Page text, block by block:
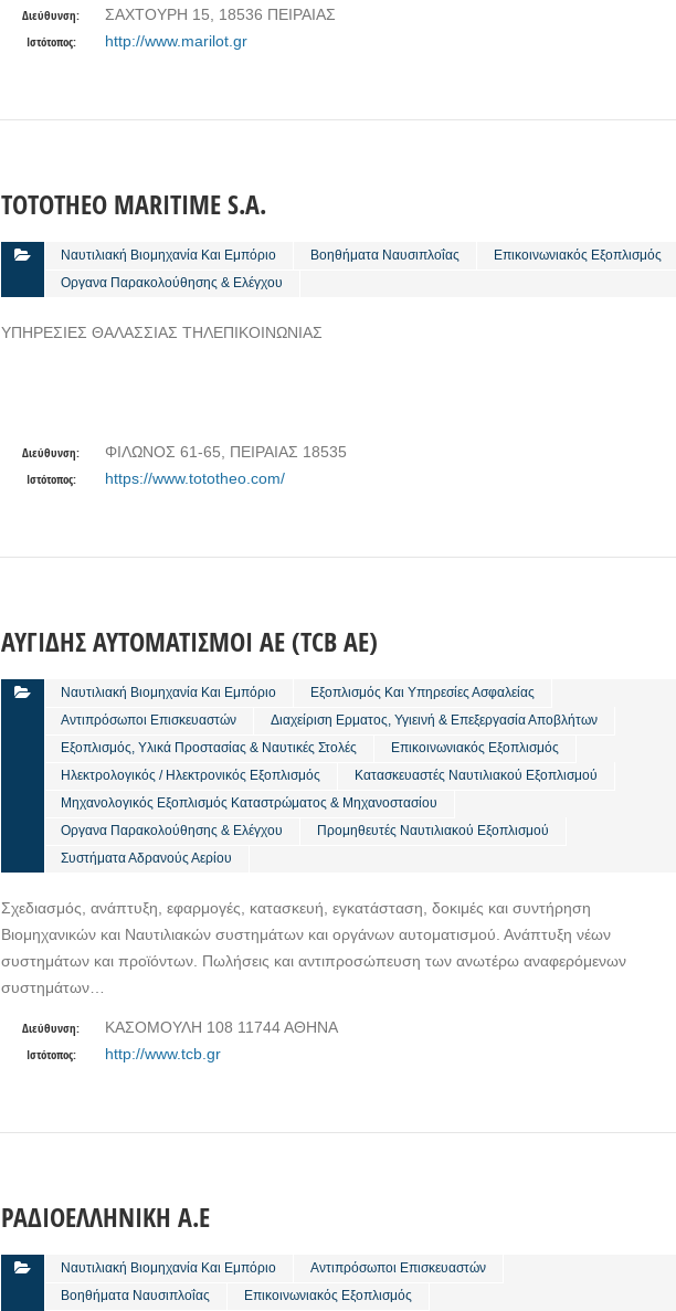
Διεύθυνση: ΣΑΧΤΟΥΡΗ 15, 18536 ΠΕΙΡΑΙΑΣ
Ιστότοπος: http://www.marilot.gr
TOTOTHEO MARITIME S.A.
Ναυτιλιακή Βιομηχανία Και Εμπόριο Βοηθήματα Ναυσιπλοΐας
Επικοινωνιακός Εξοπλισμός
Οργανα Παρακολούθησης & Ελέγχου
ΥΠΗΡΕΣΙΕΣ ΘΑΛΑΣΣΙΑΣ ΤΗΛΕΠΙΚΟΙΝΩΝΙΑΣ
Διεύθυνση: ΦΙΛΩΝΟΣ 61-65, ΠΕΙΡΑΙΑΣ 18535
Ιστότοπος: https://www.tototheo.com/
ΑΥΓΙΔΗΣ ΑΥΤΟΜΑΤΙΣΜΟΙ ΑΕ (TCB ΑΕ)
Ναυτιλιακή Βιομηχανία Και Εμπόριο
Eξοπλισμός Και Υπηρεσίες Ασφαλείας
Αντιπρόσωποι Επισκευαστών
Διαχείριση Ερματος, Υγιεινή & Επεξεργασία Αποβλήτων
Εξοπλισμός, Υλικά Προστασίας & Ναυτικές Στολές
Επικοινωνιακός Εξοπλισμός
Ηλεκτρολογικός / Ηλεκτρονικός Εξοπλισμός
Κατασκευαστές Ναυτιλιακού Εξοπλισμού
Μηχανολογικός Εξοπλισμός Καταστρώματος & Μηχανοστασίου
Οργανα Παρακολούθησης & Ελέγχου
Προμηθευτές Ναυτιλιακού Εξοπλισμού
Συστήματα Αδρανούς Αερίου
Σχεδιασμός, ανάπτυξη, εφαρμογές, κατασκευή, εγκατάσταση, δοκιμές και συντήρηση
Βιομηχανικών και Ναυτιλιακών συστημάτων και οργάνων αυτοματισμού. Ανάπτυξη νέων
συστημάτων και προϊόντων. Πωλήσεις και αντιπροσώπευση των ανωτέρω αναφερόμενων
συστημάτων…
Διεύθυνση: ΚΑΣΟΜΟΥΛΗ 108 11744 ΑΘΗΝΑ
Ιστότοπος: http://www.tcb.gr
ΡΑΔΙΟΕΛΛΗΝΙΚΗ Α.Ε
Ναυτιλιακή Βιομηχανία Και Εμπόριο
Αντιπρόσωποι Επισκευαστών
Βοηθήματα Ναυσιπλοΐας
Επικοινωνιακός Εξοπλισμός